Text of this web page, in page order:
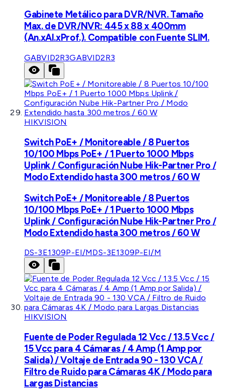
Gabinete Metálico para DVR/NVR. Tamaño
Max. de DVR/NVR: 445 x 88 x 400mm
(An.xAl.xProf.). Compatible con Fuente SLIM.
GABVID2R3GABVID2R3
HIKVISION
Switch PoE+ / Monitoreable / 8 Puertos
10/100 Mbps PoE+ / 1 Puerto 1000 Mbps
Uplink / Configuración Nube Hik-Partner Pro /
Modo Extendido hasta 300 metros / 60 W
Switch PoE+ / Monitoreable / 8 Puertos
10/100 Mbps PoE+ / 1 Puerto 1000 Mbps
Uplink / Configuración Nube Hik-Partner Pro /
Modo Extendido hasta 300 metros / 60 W
DS-3E1309P-EI/MDS-3E1309P-EI/M
HIKVISION
Fuente de Poder Regulada 12 Vcc / 13.5 Vcc /
15 Vcc para 4 Cámaras / 4 Amp (1 Amp por
Salida) / Voltaje de Entrada 90 - 130 VCA /
Filtro de Ruido para Cámaras 4K / Modo para
Largas Distancias